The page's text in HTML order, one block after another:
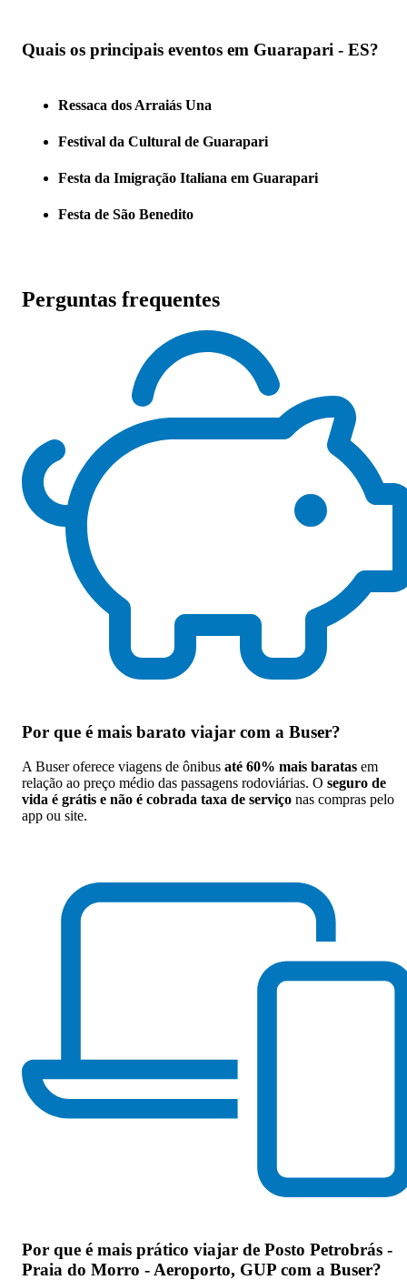
Quais os principais eventos em Guarapari - ES?
Ressaca dos Arraiás Una
Festival da Cultural de Guarapari
Festa da Imigração Italiana em Guarapari
Festa de São Benedito
Perguntas frequentes
Por que é mais barato viajar com a Buser?
A Buser oferece viagens de ônibus até 60% mais baratas em
relação ao preço médio das passagens rodoviárias. O seguro de
vida é grátis e não é cobrada taxa de serviço nas compras pelo
app ou site.
Por que é mais prático viajar de Posto Petrobrás -
Praia do Morro - Aeroporto, GUP com a Buser?